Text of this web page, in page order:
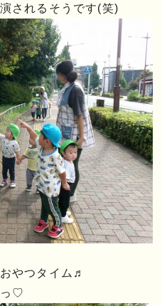
されるそうです(笑)
やつタイム♬
っ♡